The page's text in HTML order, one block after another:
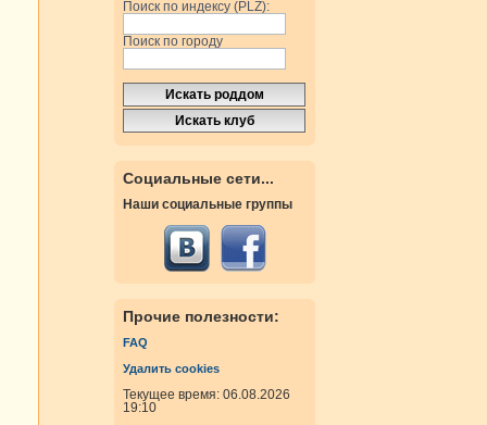
Поиск по индексу (PLZ):
Поиск по городу
Социальные сети...
Наши социальные группы
Прочие полезности:
FAQ
Удалить cookies
Текущее время: 06.08.2026
19:10